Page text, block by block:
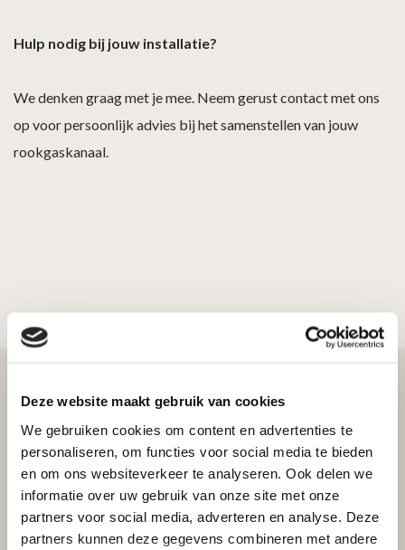
Deze website maakt gebruik van cookies
We gebruiken cookies om content en advertenties te
personaliseren, om functies voor social media te bieden
en om ons websiteverkeer te analyseren. Ook delen we
informatie over uw gebruik van onze site met onze
partners voor social media, adverteren en analyse. Deze
partners kunnen deze gegevens combineren met andere
Hulp nodig bij jouw installatie?
We denken graag met je mee. Neem gerust contact met ons
op voor persoonlijk advies bij het samenstellen van jouw
rookgaskanaal.
Bekijk ook